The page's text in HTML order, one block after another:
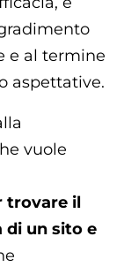
e al termine
aspettative.
vuole
trovare il
di un sito e